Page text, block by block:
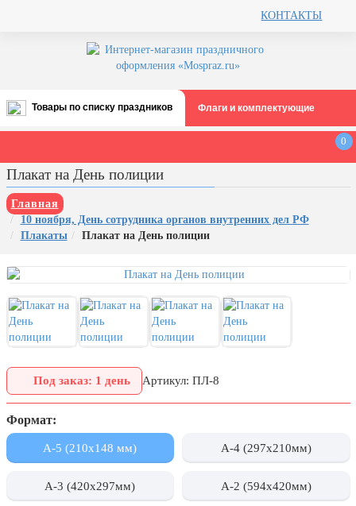
КОНТАКТЫ
Товары по списку праздников
Все праздники
августа)
12 августа, День ВВС
22 августа, День Государственного
флага РФ
День шахтера (последнее
воскресенье августа)
1 сентября, День знаний
3 сентября, День солидарности в
День города Москвы (первая суббота
сентября)
День нефтяника (первое воскресенье
сентября)
8 сентября, День танкиста (второе
1 октября, Международный день
Флаги и комплектующие
0
Плакат на День полиции
Главная
10 ноября, День сотрудника органов внутренних дел РФ
Плакаты
Плакат на День полиции
Под заказ: 1 день Артикул: ПЛ-8
Формат:
А-5 (210х148 мм) А-4 (297x210мм)
А-3 (420x297мм) А-2 (594x420мм)